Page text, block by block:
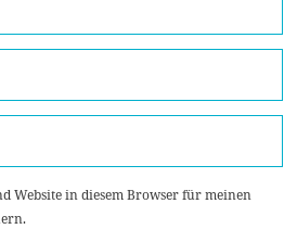
Website in diesem Browser für meinen